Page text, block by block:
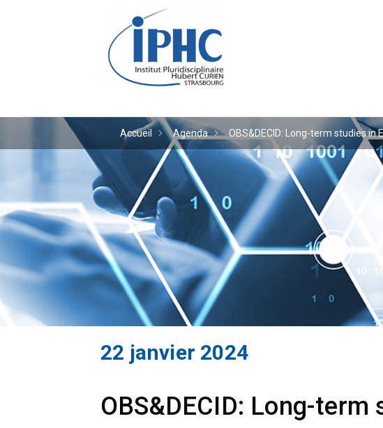
Institut pluridisciplinaire
Accueil Agenda OBS&DECID: Long-term studies in
22 janvier 2024
OBS&DECID: Long-